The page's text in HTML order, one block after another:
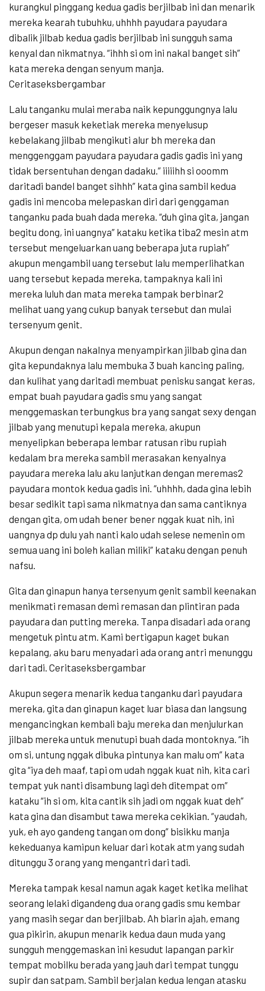
kurangkul pinggang kedua gadis berjilbab ini dan menarik
mereka kearah tubuhku, uhhhh payudara payudara
dibalik jilbab kedua gadis berjilbab ini sungguh sama
kenyal dan nikmatnya. “ihhh si om ini nakal banget sih”
kata mereka dengan senyum manja.
Ceritaseksbergambar
Lalu tanganku mulai meraba naik kepunggungnya lalu
bergeser masuk keketiak mereka menyelusup
kebelakang jilbab mengikuti alur bh mereka dan
menggenggam payudara payudara gadis gadis ini yang
tidak bersentuhan dengan dadaku.” iiiiihh si ooomm
daritadi bandel banget sihhh” kata gina sambil kedua
gadis ini mencoba melepaskan diri dari genggaman
tanganku pada buah dada mereka. “duh gina gita, jangan
begitu dong, ini uangnya” kataku ketika tiba2 mesin atm
tersebut mengeluarkan uang beberapa juta rupiah”
akupun mengambil uang tersebut lalu memperlihatkan
uang tersebut kepada mereka, tampaknya kali ini
mereka luluh dan mata mereka tampak berbinar2
melihat uang yang cukup banyak tersebut dan mulai
tersenyum genit.
Akupun dengan nakalnya menyampirkan jilbab gina dan
gita kepundaknya lalu membuka 3 buah kancing paling,
dan kulihat yang daritadi membuat penisku sangat keras,
empat buah payudara gadis smu yang sangat
menggemaskan terbungkus bra yang sangat sexy dengan
jilbab yang menutupi kepala mereka, akupun
menyelipkan beberapa lembar ratusan ribu rupiah
kedalam bra mereka sambil merasakan kenyalnya
payudara mereka lalu aku lanjutkan dengan meremas2
payudara montok kedua gadis ini. “uhhhh, dada gina lebih
besar sedikit tapi sama nikmatnya dan sama cantiknya
dengan gita, om udah bener bener nggak kuat nih, ini
uangnya dp dulu yah nanti kalo udah selese nemenin om
semua uang ini boleh kalian miliki” kataku dengan penuh
nafsu.
Gita dan ginapun hanya tersenyum genit sambil keenakan
menikmati remasan demi remasan dan plintiran pada
payudara dan putting mereka. Tanpa disadari ada orang
mengetuk pintu atm. Kami bertigapun kaget bukan
kepalang, aku baru menyadari ada orang antri menunggu
dari tadi. Ceritaseksbergambar
Akupun segera menarik kedua tanganku dari payudara
mereka, gita dan ginapun kaget luar biasa dan langsung
mengancingkan kembali baju mereka dan menjulurkan
jilbab mereka untuk menutupi buah dada montoknya. “ih
om si, untung nggak dibuka pintunya kan malu om” kata
gita “iya deh maaf, tapi om udah nggak kuat nih, kita cari
tempat yuk nanti disambung lagi deh ditempat om”
kataku “ih si om, kita cantik sih jadi om nggak kuat deh”
kata gina dan disambut tawa mereka cekikian. “yaudah,
yuk, eh ayo gandeng tangan om dong” bisikku manja
kekeduanya kamipun keluar dari kotak atm yang sudah
ditunggu 3 orang yang mengantri dari tadi.
Mereka tampak kesal namun agak kaget ketika melihat
seorang lelaki digandeng dua orang gadis smu kembar
yang masih segar dan berjilbab. Ah biarin ajah, emang
gua pikirin, akupun menarik kedua daun muda yang
sungguh menggemaskan ini kesudut lapangan parkir
tempat mobilku berada yang jauh dari tempat tunggu
supir dan satpam. Sambil berjalan kedua lengan atasku